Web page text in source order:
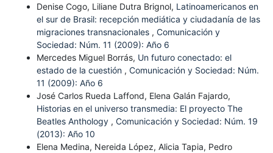
Denise Cogo, Liliane Dutra Brignol, Latinoamericanos en
el sur de Brasil: recepción mediática y ciudadanía de las
migraciones transnacionales , Comunicación y
Sociedad: Núm. 11 (2009): Año 6
Mercedes Miguel Borrás, Un futuro conectado: el
estado de la cuestión , Comunicación y Sociedad: Núm.
11 (2009): Año 6
José Carlos Rueda Laffond, Elena Galán Fajardo,
Historias en el universo transmedia: El proyecto The
Beatles Anthology , Comunicación y Sociedad: Núm. 19
(2013): Año 10
Elena Medina, Nereida López, Alicia Tapia, Pedro